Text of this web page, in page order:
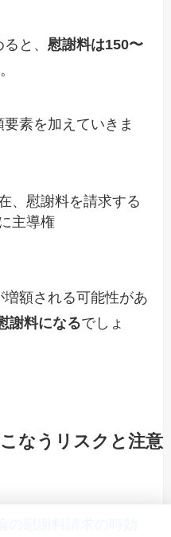
ると、慰謝料は150〜
素を加えていきま
、慰謝料を請求する
主導権
額される可能性があ
謝料になるでしょ
なうリスクと注意